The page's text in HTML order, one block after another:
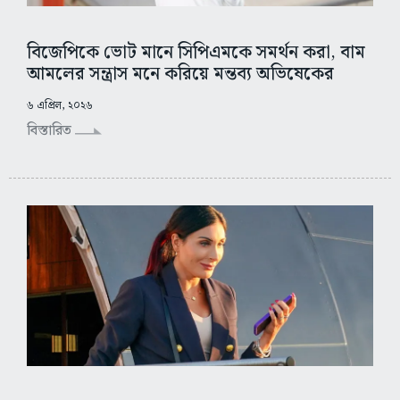
বিজেপিকে ভোট মানে সিপিএমকে সমর্থন করা, বাম
আমলের সন্ত্রাস মনে করিয়ে মন্তব্য অভিষেকের
৬ এপ্রিল, ২০২৬
বিস্তারিত